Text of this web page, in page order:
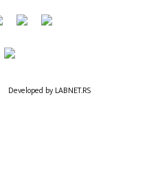
Developed by LABNET.RS